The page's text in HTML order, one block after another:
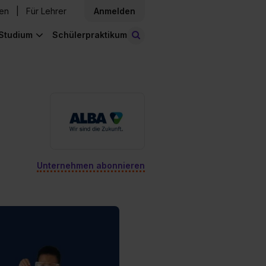
Für Lehrer Anmelden
Schülerpraktikum
Unternehmen abonnieren